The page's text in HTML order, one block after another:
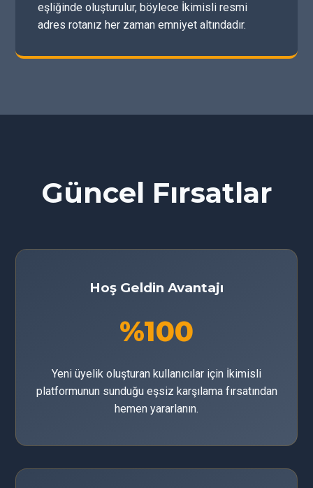
eşliğinde oluşturulur, böylece İkimisli resmi
adres rotanız her zaman emniyet altındadır.
Güncel Fırsatlar
Hoş Geldin Avantajı
%100
Yeni üyelik oluşturan kullanıcılar için İkimisli
platformunun sunduğu eşsiz karşılama fırsatından
hemen yararlanın.